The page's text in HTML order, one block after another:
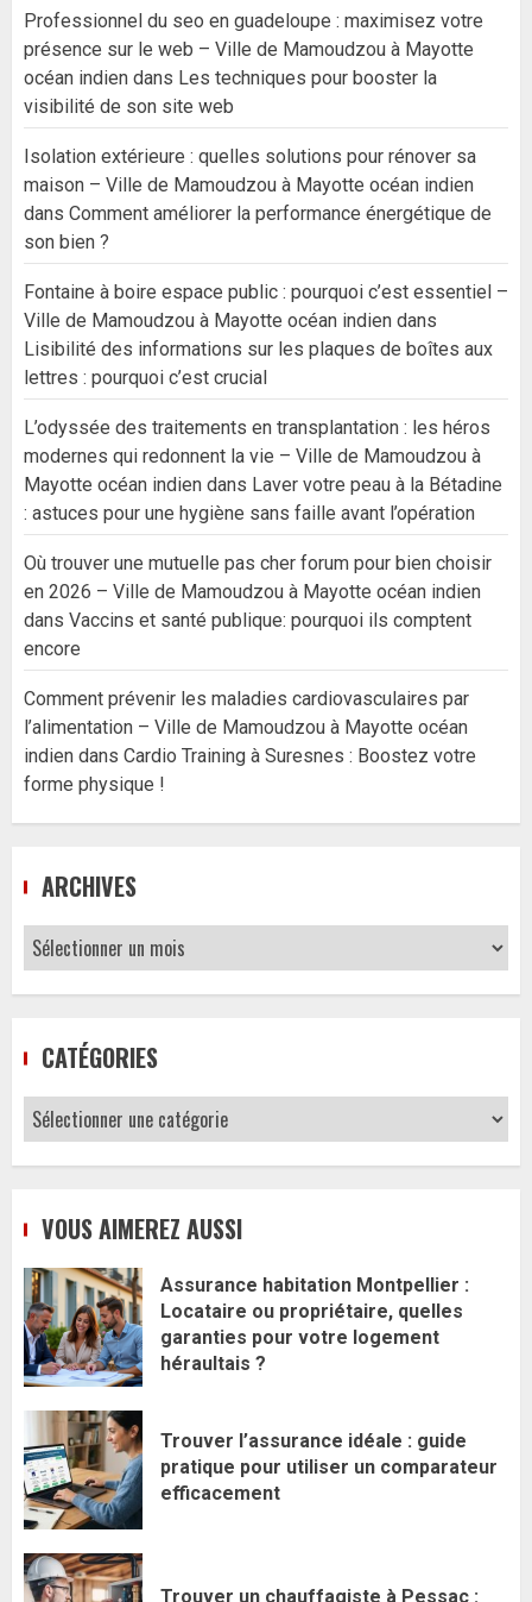
Professionnel du seo en guadeloupe : maximisez votre
présence sur le web – Ville de Mamoudzou à Mayotte
océan indien dans Les techniques pour booster la
visibilité de son site web
Isolation extérieure : quelles solutions pour rénover sa
maison – Ville de Mamoudzou à Mayotte océan indien
dans Comment améliorer la performance énergétique de
son bien ?
Fontaine à boire espace public : pourquoi c’est essentiel –
Ville de Mamoudzou à Mayotte océan indien dans
Lisibilité des informations sur les plaques de boîtes aux
lettres : pourquoi c’est crucial
L’odyssée des traitements en transplantation : les héros
modernes qui redonnent la vie – Ville de Mamoudzou à
Mayotte océan indien dans Laver votre peau à la Bétadine
: astuces pour une hygiène sans faille avant l’opération
Où trouver une mutuelle pas cher forum pour bien choisir
en 2026 – Ville de Mamoudzou à Mayotte océan indien
dans Vaccins et santé publique: pourquoi ils comptent
encore
Comment prévenir les maladies cardiovasculaires par
l’alimentation – Ville de Mamoudzou à Mayotte océan
indien dans Cardio Training à Suresnes : Boostez votre
forme physique !
ARCHIVES
Archives
CATÉGORIES
Catégories
VOUS AIMEREZ AUSSI
Assurance habitation Montpellier :
Locataire ou propriétaire, quelles
garanties pour votre logement
héraultais ?
Trouver l’assurance idéale : guide
pratique pour utiliser un comparateur
efficacement
Trouver un chauffagiste à Pessac :